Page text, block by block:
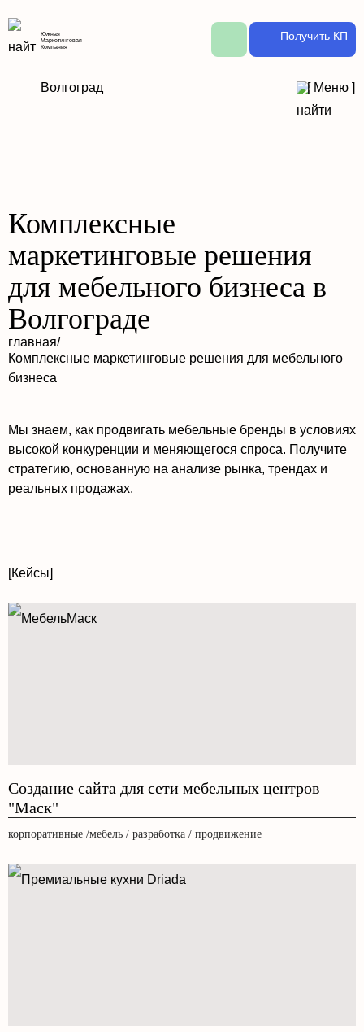
Южная
Маркетинговая
Компания
Получить КП
Волгоград [ Меню ]
Комплексные
маркетинговые решения
для мебельного бизнеса в
Волгограде
главная/
Комплексные маркетинговые решения для мебельного
бизнеса
Мы знаем, как продвигать мебельные бренды в условиях
высокой конкуренции и меняющегося спроса. Получите
стратегию, основанную на анализе рынка, трендах и
реальных продажах.
[Кейсы]
Создание сайта для сети мебельных центров
"Маск"
корпоративные /мебель / разработка / продвижение